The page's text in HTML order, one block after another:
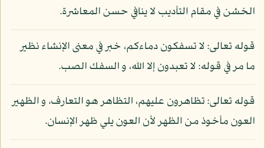
الخشن في مقام التأديب لا ينافي حسن المعاشرة.
قوله تعالى: لا تسفكون دماءكم، خبر في معنى الإنشاء نظير
ما مر في قوله: لا تعبدون إلا الله، و السفك الصب.
قوله تعالى: تظاهرون عليهم، التظاهر هو التعارف، و الظهير
العون مأخوذ من الظهر لأن العون يلي ظهر الإنسان.